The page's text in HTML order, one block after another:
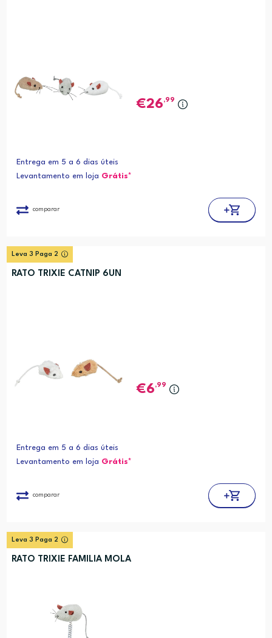
26,99
Entrega em 5 a 6 dias úteis
Levantamento em loja Grátis*
comparar
Leva 3 Paga 2
RATO TRIXIE CATNIP 6UN
6,99
Entrega em 5 a 6 dias úteis
Levantamento em loja Grátis*
comparar
Leva 3 Paga 2
RATO TRIXIE FAMILIA MOLA